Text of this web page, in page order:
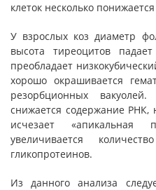
клеток несколько
У взрослых коз диаметр
высота тиреоцитов
преобладает
хорошо окрашивается
резорбционных
снижается содержание РНК,
исчезает
увеличивается
гликопротеинов.
Из данного анализа